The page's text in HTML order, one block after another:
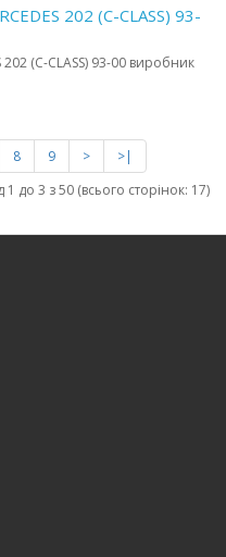
202 (C-CLASS) 93-
(C-CLASS) 93-00 виробник
8 9 >
>|
1 до 3 з 50 (всього сторінок: 17)